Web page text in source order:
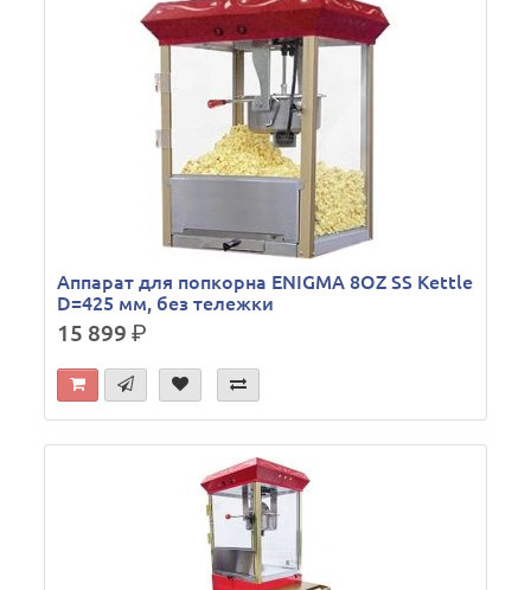
Аппарат для попкорна ENIGMA 8OZ SS Kettle
D=425 мм, без тележки
15 899р.